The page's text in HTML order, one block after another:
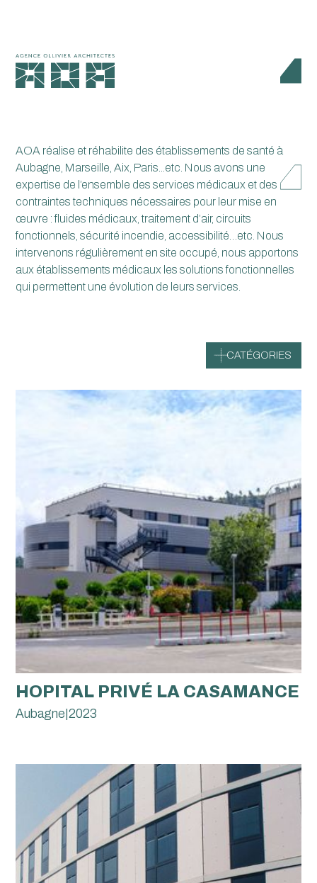
AOA réalise et réhabilite des établissements de santé à
Aubagne, Marseille, Aix, Paris...etc. Nous avons une
expertise de l’ensemble des services médicaux et des
contraintes techniques nécessaires pour leur mise en
œuvre : fluides médicaux, traitement d’air, circuits
fonctionnels, sécurité incendie, accessibilité…etc. Nous
intervenons régulièrement en site occupé, nous apportons
aux établissements médicaux les solutions fonctionnelles
qui permettent une évolution de leurs services.
CATÉGORIES
HOPITAL PRIVÉ LA CASAMANCE
Aubagne |2023